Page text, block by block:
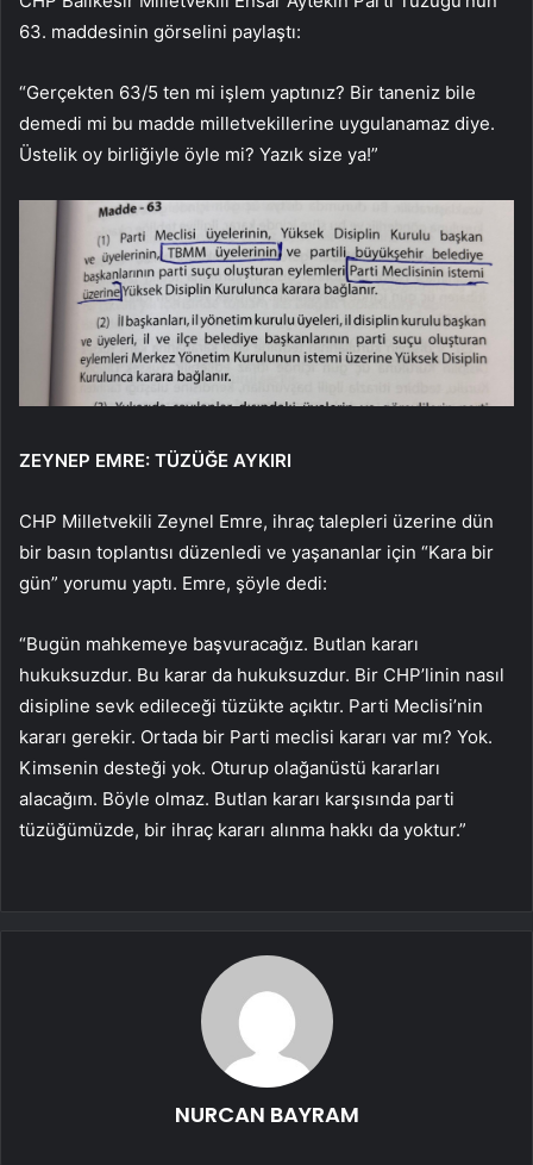
63. maddesinin görselini paylaştı:
“Gerçekten 63/5 ten mi işlem yaptınız? Bir taneniz bile
demedi mi bu madde milletvekillerine uygulanamaz diye.
Üstelik oy birliğiyle öyle mi? Yazık size ya!”
ZEYNEP EMRE: TÜZÜĞE AYKIRI
CHP Milletvekili Zeynel Emre, ihraç talepleri üzerine dün
bir basın toplantısı düzenledi ve yaşananlar için “Kara bir
gün” yorumu yaptı. Emre, şöyle dedi:
“Bugün mahkemeye başvuracağız. Butlan kararı
hukuksuzdur. Bu karar da hukuksuzdur. Bir CHP’linin nasıl
disipline sevk edileceği tüzükte açıktır. Parti Meclisi’nin
kararı gerekir. Ortada bir Parti meclisi kararı var mı? Yok.
Kimsenin desteği yok. Oturup olağanüstü kararları
alacağım. Böyle olmaz. Butlan kararı karşısında parti
tüzüğümüzde, bir ihraç kararı alınma hakkı da yoktur.”
NURCAN BAYRAM